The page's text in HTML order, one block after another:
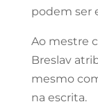
podem ser
Ao mestre
Breslav
mesmo
na escrita.